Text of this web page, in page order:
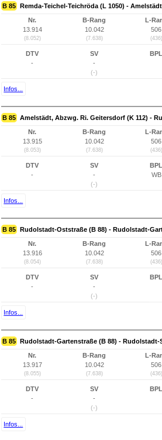
B 85 Remda-Teichel-Teichröda (L 1050) -
Nr.
13.914
(8.052)
B-Rang
10.042
(7.638)
L-
506
(436)
DTV
-
SV
-
(-)
BPL
Infos...
B 85 Amelstädt, Abzwg. Ri. Geitersdorf (K 112) -
Nr.
13.915
(8.053)
B-Rang
10.042
(7.638)
L-
506
(436)
DTV
-
SV
-
(-)
BPL
WB
Infos...
B 85 Rudolstadt-Oststraße (B 88) - Rudolstadt-
Nr.
13.916
(8.054)
B-Rang
10.042
(7.638)
L-
506
(436)
DTV
-
SV
-
(-)
BPL
Infos...
B 85 Rudolstadt-Gartenstraße (B 88) - Rudolstadt-
Nr.
13.917
(8.055)
B-Rang
10.042
(7.638)
L-
506
(436)
DTV
-
SV
-
(-)
BPL
Infos...